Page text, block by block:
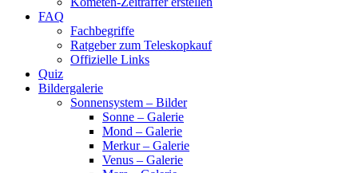
FAQ
Fachbegriffe
Ratgeber zum Teleskopkauf
Offizielle Links
Quiz
Bildergalerie
Sonnensystem – Bilder
Sonne – Galerie
Mond – Galerie
Merkur – Galerie
Venus – Galerie